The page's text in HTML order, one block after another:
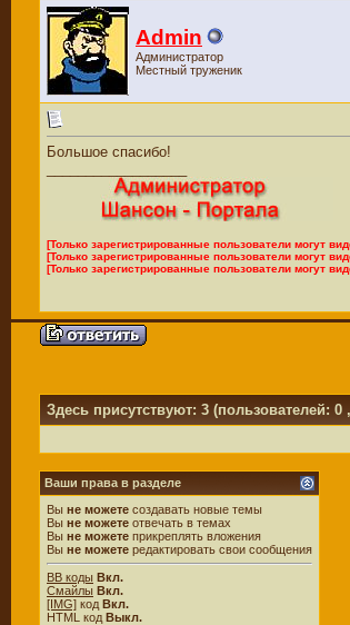
Admin
Администратор
Местный труженик
Большое спасибо!
[Только зарегистрированные пользователи могут
[Только зарегистрированные пользователи могут
[Только зарегистрированные пользователи могут
Здесь присутствуют: 3 (пользователей: 0
Ваши права в разделе
Вы не можете создавать новые темы
Вы не можете отвечать в темах
Вы не можете прикреплять вложения
Вы не можете редактировать свои сообщения
BB коды Вкл.
Смайлы Вкл.
[IMG] код Вкл.
HTML код Выкл.